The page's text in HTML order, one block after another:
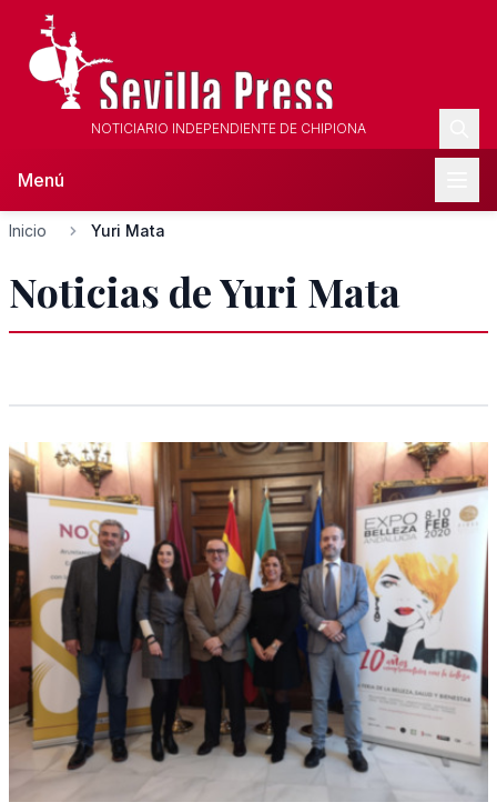
NOTICIARIO INDEPENDIENTE DE CHIPIONA
Menú
Inicio Yuri Mata
Noticias de Yuri Mata